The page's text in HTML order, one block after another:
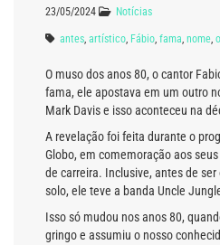
23/05/2024 Notícias
antes artístico Fábio fama nome
O muso dos anos 80, o cantor
fama, ele apostava em um outro
Mark Davis e isso aconteceu na
A revelação foi feita durante o
Globo, em comemoração aos
de carreira. Inclusive, antes de ser
solo, ele teve a banda Uncle
Isso só mudou nos anos 80,
gringo e assumiu o nosso